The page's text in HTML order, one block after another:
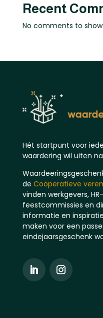
Recent
No comments to show.
Hét startpunt voor
waardering wil uiten
de Coöperatieve
vinden werkgevers,
feestcommissies en
informatie en
maken voor een
eindejaarsgeschenk